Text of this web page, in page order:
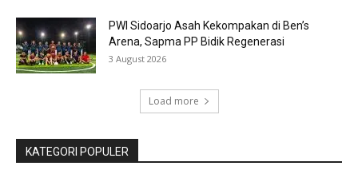
PWI Sidoarjo Asah Kekompakan di Ben’s
Arena, Sapma PP Bidik Regenerasi
3 August 2026
Load more
KATEGORI POPULER